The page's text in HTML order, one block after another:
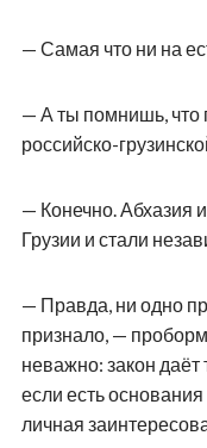
— Самая что ни на
— А ты помнишь, что
российско-
— Конечно. Абхазия
Грузии и стали
— Правда, ни одно
признало, —
неважно: закон даёт
если есть основания
личная